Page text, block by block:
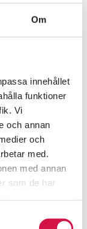
Om
innehållet
funktioner
Vi
och annan
och
med.
med annan
som de har
Fåtal biljetter kvar
KÖP
och
SKICKA